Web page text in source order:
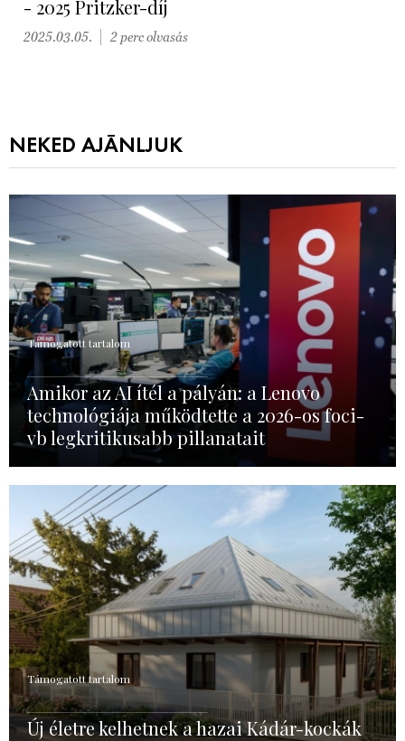
- 2025 Pritzker-díj
2025.03.05. 2 perc olvasás
NEKED AJÁNLJUK
Támogatott tartalom
Amikor az AI ítél a pályán: a Lenovo
technológiája működtette a 2026-os foci-
vb legkritikusabb pillanatait
Támogatott tartalom
Új életre kelhetnek a hazai Kádár-kockák